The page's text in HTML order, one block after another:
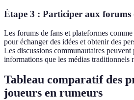
Étape 3 : Participer aux forums
Les forums de fans et plateformes
pour échanger des idées et obtenir des
Les discussions communautaires
informations que les médias traditionnels
Tableau comparatif des
joueurs en rumeurs